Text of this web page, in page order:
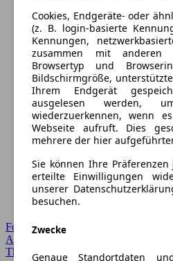
Forum Startseite
Alle Auto-Foren
Themen-Forum
Cookies, Endgeräte- oder
(z. B. login-basierte
Kennungen,
zusammen mit anderen
Browsertyp und
Bildschirmgröße,
Ihrem Endgerät
ausgelesen
wiederzuerkennen, wenn
Webseite aufruft. Dies
mehrere der hier
Sie können Ihre
erteilte Einwilligungen
unserer
besuchen.
Zwecke
Genaue Standortdaten